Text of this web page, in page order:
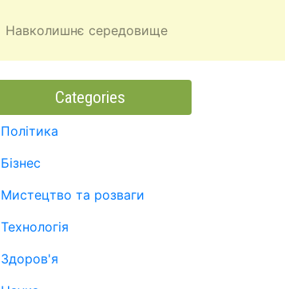
Навколишнє середовище
Categories
Політика
Бізнес
Мистецтво та розваги
Технологія
Здоров'я